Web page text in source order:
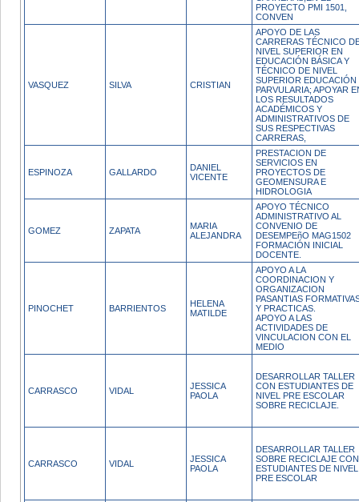
PROYECTO PMI 1501,
CONVEN
VASQUEZ SILVA CRISTIAN
APOYO DE LAS
CARRERAS TÉCNICO
NIVEL SUPERIOR EN
EDUCACIÓN BÁSICA Y
TÉCNICO DE NIVEL
SUPERIOR EDUCACIÓN
PARVULARIA; APOYAR
LOS RESULTADOS
ACADÉMICOS Y
ADMINISTRATIVOS DE
SUS RESPECTIVAS
CARRERAS,
ESPINOZA GALLARDO
DANIEL
VICENTE
PRESTACION DE
SERVICIOS EN
PROYECTOS DE
GEOMENSURA E
HIDROLOGIA
GOMEZ ZAPATA
MARIA
ALEJANDRA
APOYO TÉCNICO
ADMINISTRATIVO AL
CONVENIO DE
DESEMPEñO MAG1502
FORMACIÓN INICIAL
DOCENTE.
PINOCHET BARRIENTOS
HELENA
MATILDE
APOYO A LA
COORDINACION Y
ORGANIZACION
PASANTIAS
Y PRACTICAS.
APOYO A LAS
ACTIVIDADES DE
VINCULACION CON EL
MEDIO
CARRASCO VIDAL
JESSICA
PAOLA
DESARROLLAR TALLER
CON ESTUDIANTES DE
NIVEL PRE ESCOLAR
SOBRE RECICLAJE.
CARRASCO VIDAL
JESSICA
PAOLA
DESARROLLAR TALLER
SOBRE RECICLAJE CON
ESTUDIANTES DE NIVEL
PRE ESCOLAR